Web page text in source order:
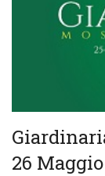
26 Maggio